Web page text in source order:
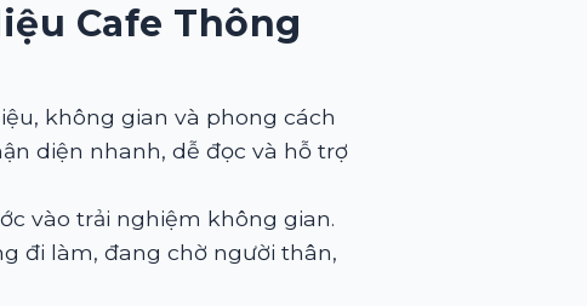
Cafe Thông
không gian và phong cách
diện nhanh, dễ đọc và hỗ trợ
vào trải nghiệm không gian.
đi làm, đang chờ người thân,